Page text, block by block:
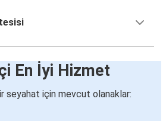
En İyi Hizmet
seyahat için mevcut olanaklar: